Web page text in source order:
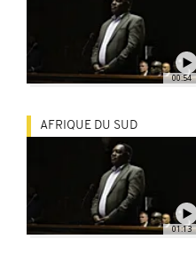
00:54
01:13
AFRIQUE DU SUD